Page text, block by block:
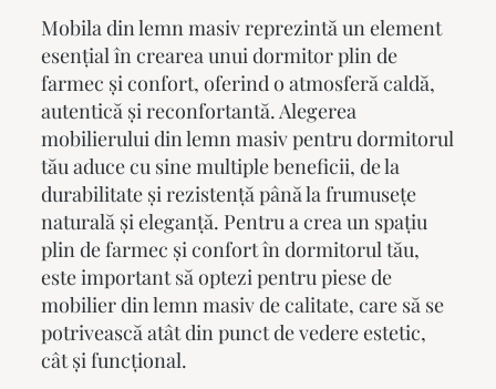
Mobila din lemn masivreprezintă un element
esențial în crearea unui dormitor plin de
farmec și confort, oferind o atmosferă caldă,
autentică și reconfortantă. Alegerea
mobilierului din lemn masiv pentru dormitorul
tău aduce cu sine multiple beneficii, de la
durabilitate și rezistență până la frumusețe
naturală și eleganță. Pentru a crea un spațiu
plin de farmec și confort în dormitorul tău,
este important să optezi pentru piese de
mobilier din lemn masivde calitate, care să se
potrivească atât din punct de vedere estetic,
cât și funcțional.